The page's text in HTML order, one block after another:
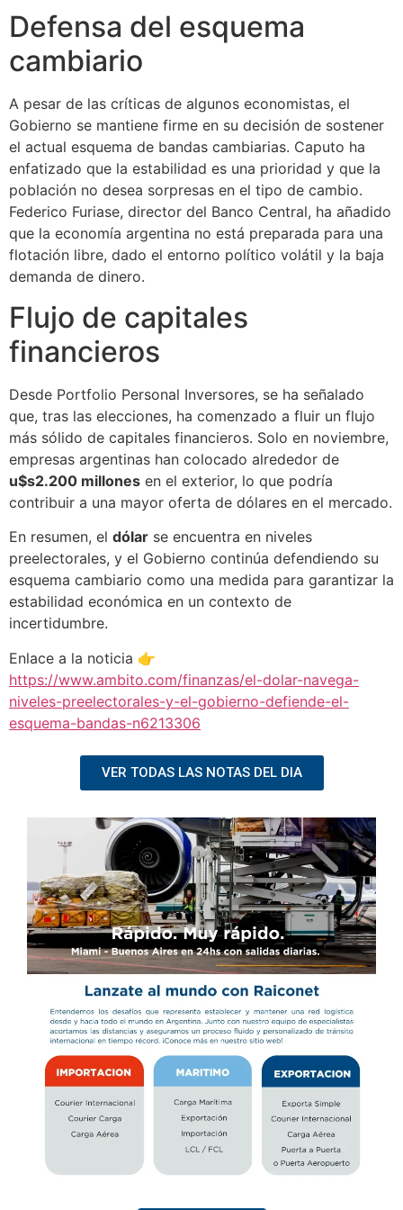
Defensa del esquema
cambiario
A pesar de las críticas de algunos economistas, el
Gobierno se mantiene firme en su decisión de sostener
el actual esquema de bandas cambiarias. Caputo ha
enfatizado que la estabilidad es una prioridad y que la
población no desea sorpresas en el tipo de cambio.
Federico Furiase, director del Banco Central, ha añadido
que la economía argentina no está preparada para una
flotación libre, dado el entorno político volátil y la baja
demanda de dinero.
Flujo de capitales
financieros
Desde Portfolio Personal Inversores, se ha señalado
que, tras las elecciones, ha comenzado a fluir un flujo
más sólido de capitales financieros. Solo en noviembre,
empresas argentinas han colocado alrededor de
u$s2.200 millones en el exterior, lo que podría
contribuir a una mayor oferta de dólares en el mercado.
En resumen, el dólar se encuentra en niveles
preelectorales, y el Gobierno continúa defendiendo su
esquema cambiario como una medida para garantizar la
estabilidad económica en un contexto de
incertidumbre.
Enlace a la noticia 👉
https://www.ambito.com/finanzas/el-dolar-navega-
niveles-preelectorales-y-el-gobierno-defiende-el-
esquema-bandas-n6213306
VER TODAS LAS NOTAS DEL DIA